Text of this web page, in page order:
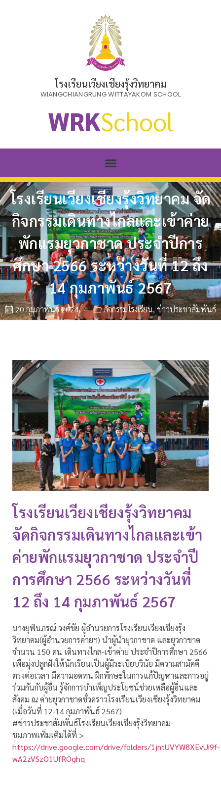
โรงเรียนเวียงเชียงรุ้งวิทยาคม
WIANGCHIANGRUNG WITTAYAKOM SCHOOL
WRKSchool
โรงเรียนเวียงเชียงรุ้งวิทยาคม จัด
กิจกรรมเดินทางไกลและเข้าค่าย
พักแรมยุวกาชาด ประจำปีการ
ศึกษา 2566 ระหว่างวันที่ 12 ถึง
14 กุมภาพันธ์ 2567
20 กุมภาพันธ์ 2024 กิจกรรมโรงเรียน, ข่าวประชาสัมพันธ์
โรงเรียนเวียงเชียงรุ้งวิทยาคม
จัดกิจกรรมเดินทางไกลและเข้า
ค่ายพักแรมยุวกาชาด ประจำปี
การศึกษา 2566 ระหว่างวันที่
12 ถึง 14 กุมภาพันธ์ 2567
นางยุพินภรณ์ วงศ์ชัย ผู้อำนวยการโรงเรียนเวียงเชียงรุ้ง
วิทยาคม(ผู้อำนวยการค่ายฯ) นำผู้นำยุวกาชาด และยุวกาชาด
จำนวน 150 คน เดินทางไกล-เข้าค่าย ประจำปีการศึกษา 2566
เพื่อมุ่งปลูกฝังให้นักเรียนเป็นผู้มีระเบียบวินัย มีความสามัคคี
ตรงต่อเวลา มีความอดทน ฝึกทักษะในการแก้ปัญหาและการอยู่
ร่วมกันกับผู้อื่น รู้จักการบำเพ็ญประโยชน์ช่วยเหลือผู้อื่นและ
สังคม ณ ค่ายยุวกาชาดชั่วคราวโรงเรียนเวียงเชียงรุ้งวิทยาคม
(เมื่อวันที่ 12-14 กุมภาพันธ์ 2567)
#ข่าวประชาสัมพันธ์โรงเรียนเวียงเชียงรุ้งวิทยาคม
ชมภาพเพิ่มเติมได้ที่ >
https://drive.google.com/drive/folders/1jntUVYW8XEvUi9f-
wA2zVSzO1UfROghq